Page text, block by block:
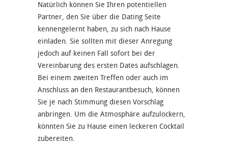
Natürlich können Sie Ihren potentiellen
Partner, den Sie über die Dating Seite
kennengelernt haben, zu sich nach Hause
einladen. Sie sollten mit dieser Anregung
jedoch auf keinen Fall sofort bei der
Vereinbarung des ersten Dates aufschlagen.
Bei einem zweiten Treffen oder auch im
Anschluss an den Restaurantbesuch, können
Sie je nach Stimmung diesen Vorschlag
anbringen. Um die Atmosphäre aufzulockern,
könnten Sie zu Hause einen leckeren Cocktail
zubereiten.